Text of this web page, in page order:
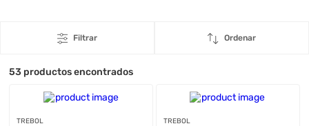
Filtrar Ordenar
53 productos encontrados
TREBOL TREBOL